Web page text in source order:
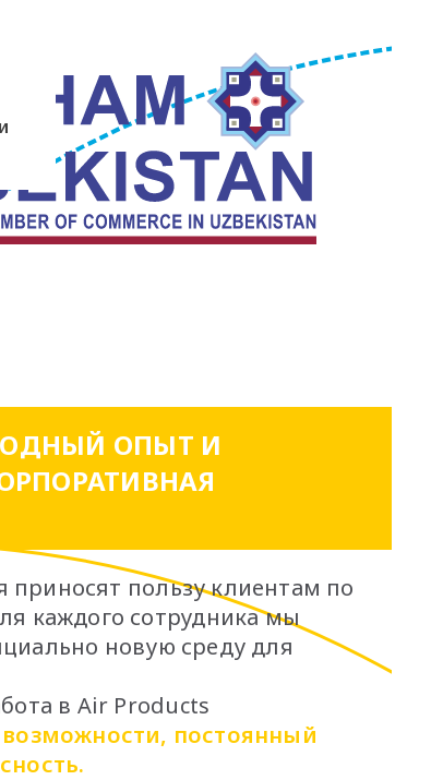
ОПЫТ И
пользу клиентам по
каждого сотрудника мы
новую среду для
в Air Products
постоянный